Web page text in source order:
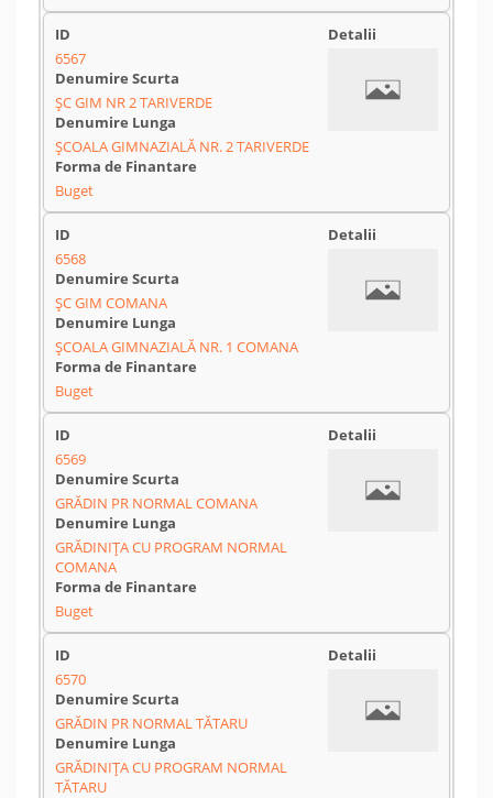
6567
ŞC GIM NR 2 TARIVERDE
ŞCOALA GIMNAZIALĂ NR. 2 TARIVERDE
Buget
6568
ŞC GIM COMANA
ŞCOALA GIMNAZIALĂ NR. 1 COMANA
Buget
6569
GRĂDIN PR NORMAL COMANA
GRĂDINIŢA CU PROGRAM NORMAL
COMANA
Buget
6570
GRĂDIN PR NORMAL TĂTARU
GRĂDINIŢA CU PROGRAM NORMAL
TĂTARU